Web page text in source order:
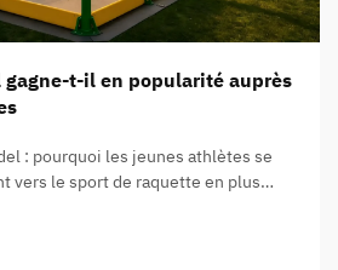
t-il en popularité auprès
: pourquoi les jeunes athlètes se
vers le sport de raquette en plus
dans plus de 135 pays…